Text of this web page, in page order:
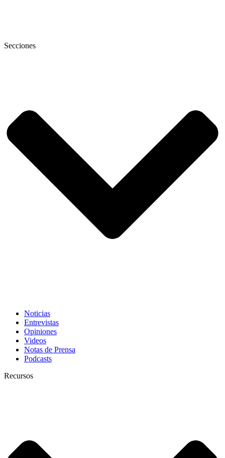
Secciones
Noticias
Entrevistas
Opiniones
Videos
Notas de Prensa
Podcasts
Recursos